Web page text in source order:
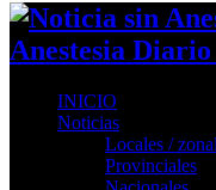
Anestesia
INICIO
Noticias
Locales /
Provinciales